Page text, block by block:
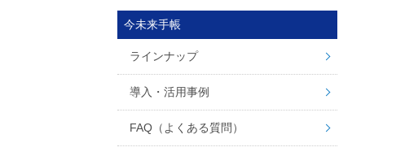
今未来手帳
ラインナップ
導入・活用事例
FAQ（よくある質問）